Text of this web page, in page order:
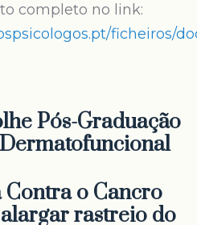
completo no link:
ficheiros/
Pós-Graduação
o Cancro
rastreio do